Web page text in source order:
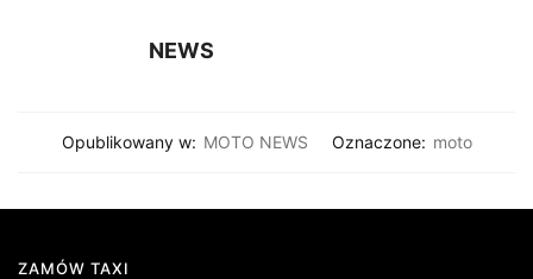
NEWS
Opublikowany w: MOTO NEWS Oznaczone: moto
ZAMÓW TAXI